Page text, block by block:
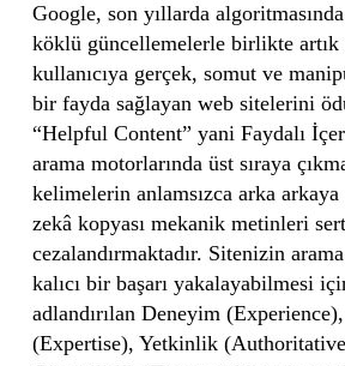
Google, son yıllarda
köklü güncellemelerle birlikte artık
kullanıcıya gerçek, somut ve
bir fayda sağlayan web sitelerini
“Helpful Content” yani Faydalı
arama motorlarında üst sıraya
kelimelerin anlamsızca arka arkaya
zekâ kopyası mekanik metinleri
cezalandırmaktadır. Sitenizin
kalıcı bir başarı yakalayabilmesi
adlandırılan Deneyim
(Expertise), Yetkinlik